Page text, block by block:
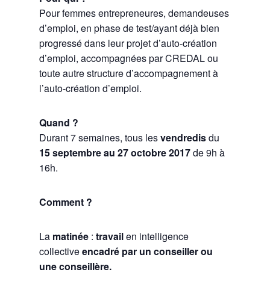
Pour femmes entrepreneures, demandeuses
d’emploi, en phase de test/ayant déjà bien
progressé dans leur projet d’auto-création
d’emploi, accompagnées par CREDAL ou
toute autre structure d’accompagnement à
l’auto-création d’emploi.
Quand ?
Durant 7 semaines, tous lesvendredisdu
15 septembre au 27 octobre 2017de 9h à
16h.
Comment ?
La matinée: travailen intelligence
collectiveencadré par un conseiller ou
une conseillère.